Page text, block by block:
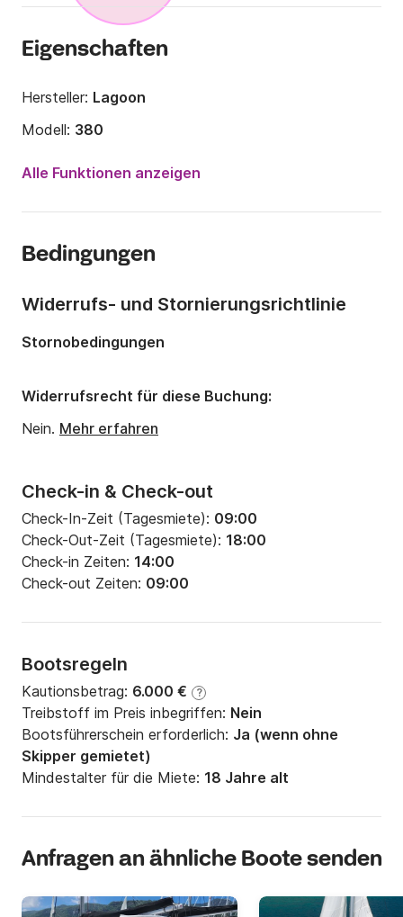
Eigenschaften
Hersteller: Lagoon
Modell: 380
2018
Anzahl Schlafplätze:
Tiefgang:1.15m
Motorleistung:60PS
Alle Funktionen anzeigen
Bedingungen
Check-in & Check-out
Check-In-Zeit (Tagesmiete): 09:00
Check-Out-Zeit (Tagesmiete): 18:00
Check-in Zeiten: 14:00
Check-out Zeiten: 09:00
Bootsregeln
Kautionsbetrag: 6.000 € ?
Treibstoff im Preis inbegriffen: Nein
Bootsführerschein erforderlich: Ja (wenn ohne
Skipper gemietet)
Mindestalter für die Miete: 18 Jahre alt
Widerrufs- und Stornierungsrichtlinie
Stornobedingungen
Widerrufsrecht für diese Buchung:
Nein. Mehr erfahren
Anfragen an ähnliche Boote senden